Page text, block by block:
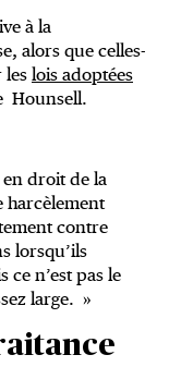
à la
alors que celles-
les lois adoptées
Hounsell.
en droit de la
harcèlement
contre
lorsqu’ils
ce n’est pas le
large. »